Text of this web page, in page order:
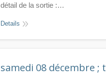
détail de la sortie :…
Details
samedi 08 décembre ;